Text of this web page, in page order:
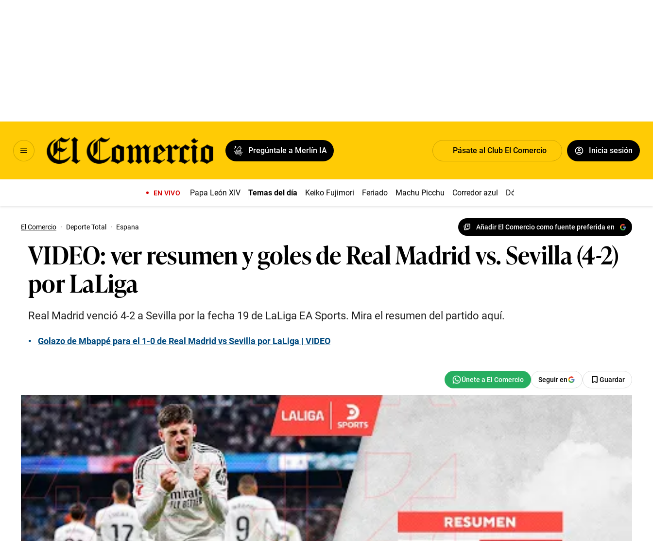
Pregúntale a Merlín IA Pásate al Club El Comercio Inicia sesión
EN VIVO Papa León XIV Temas del día Keiko Fujimori Feriado Machu Picchu Corredor azul Dólar
El Comercio · Deporte Total · Espana Añadir El Comercio como fuente preferida en
VIDEO: ver resumen y goles de Real Madrid vs. Sevilla (4-2)
por LaLiga
Real Madrid venció 4-2 a Sevilla por la fecha 19 de LaLiga EA Sports. Mira el resumen del partido aquí.
Golazo de Mbappé para el 1-0 de Real Madrid vs Sevilla por LaLiga | VIDEO
Seguir en Guardar